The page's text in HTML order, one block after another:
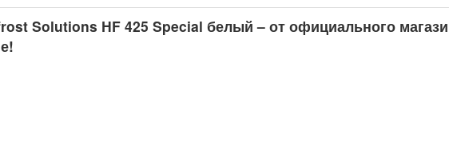
Solutions HF 425 Special белый – от официального